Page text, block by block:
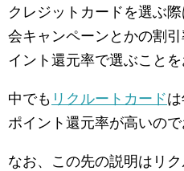
クレジットカードを選ぶ
会キャンペーンとかの割
イント還元率で選ぶことを
中でも リクルートカード
ポイント還元率が高いので
なお、この先の説明はリ